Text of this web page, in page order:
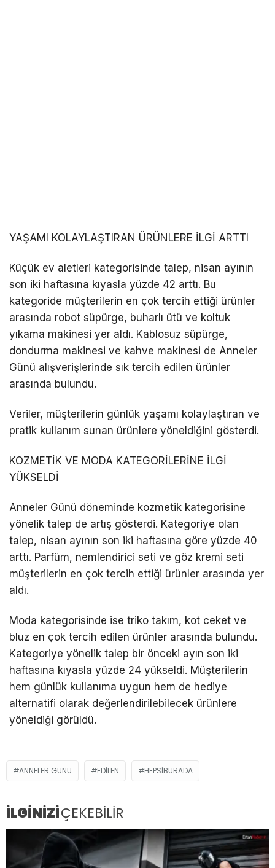
YAŞAMI KOLAYLAŞTIRAN ÜRÜNLERE İLGİ ARTTI
Küçük ev aletleri kategorisinde talep, nisan ayının
son iki haftasına kıyasla yüzde 42 arttı. Bu
kategoride müşterilerin en çok tercih ettiği ürünler
arasında robot süpürge, buharlı ütü ve koltuk
yıkama makinesi yer aldı. Kablosuz süpürge,
dondurma makinesi ve kahve makinesi de Anneler
Günü alışverişlerinde sık tercih edilen ürünler
arasında bulundu.
Veriler, müşterilerin günlük yaşamı kolaylaştıran ve
pratik kullanım sunan ürünlere yöneldiğini gösterdi.
KOZMETİK VE MODA KATEGORİLERİNE İLGİ
YÜKSELDİ
Anneler Günü döneminde kozmetik kategorisine
yönelik talep de artış gösterdi. Kategoriye olan
talep, nisan ayının son iki haftasına göre yüzde 40
arttı. Parfüm, nemlendirici seti ve göz kremi seti
müşterilerin en çok tercih ettiği ürünler arasında yer
aldı.
Moda kategorisinde ise triko takım, kot ceket ve
bluz en çok tercih edilen ürünler arasında bulundu.
Kategoriye yönelik talep bir önceki ayın son iki
haftasına kıyasla yüzde 24 yükseldi. Müşterilerin
hem günlük kullanıma uygun hem de hediye
alternatifi olarak değerlendirilebilecek ürünlere
yöneldiği görüldü.
ANNELER GÜNÜ EDILEN HEPSIBURADA
İLGİNİZİÇEKEBİLİR